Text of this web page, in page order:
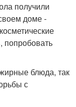
получили
доме -
попробовать
блюда, так
с